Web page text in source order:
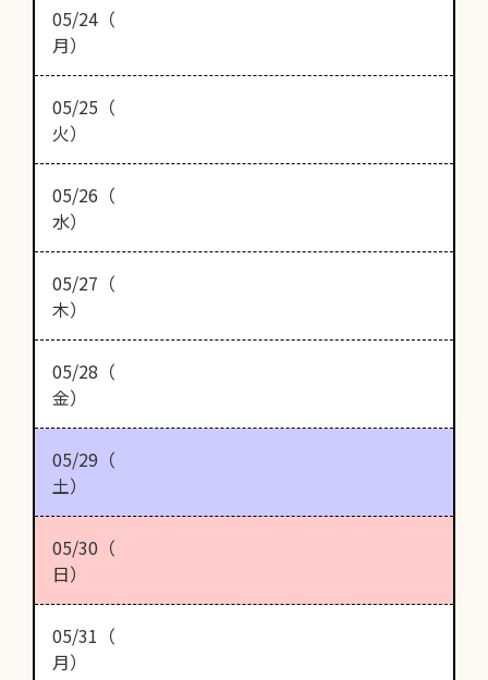
05/24（
月）
05/25（
火）
05/26（
水）
05/27（
木）
05/28（
金）
05/29（
土）
05/30（
日）
05/31（
月）